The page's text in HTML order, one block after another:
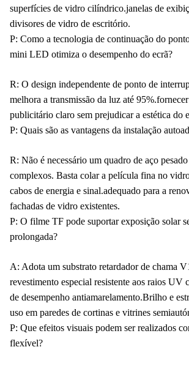
superfícies de vidro cilíndrico.janelas de
divisores de vidro de escritório.
P: Como a tecnologia de continuação do
mini LED otimiza o desempenho do ecrã?
R: O design independente de ponto de
melhora a transmissão da luz até
publicitário claro sem prejudicar a estética do
P: Quais são as vantagens da instalação
R: Não é necessário um quadro de aço
complexos. Basta colar a película fina no
cabos de energia e sinal.adequado para a
fachadas de vidro existentes.
P: O filme TF pode suportar exposição solar
prolongada?
A: Adota um substrato retardador de chama
revestimento especial resistente aos raios UV
de desempenho antiamarelamento.Brilho e
uso em paredes de cortinas e vitrines
P: Que efeitos visuais podem ser realizados
flexível?